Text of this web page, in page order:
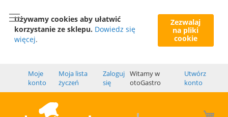
Używamy cookies aby ułatwić
korzystanie ze sklepu. Dowiedz się
więcej.
Zezwalaj
na pliki
cookie
Moje
konto
Moja lista
życzeń
Zaloguj
się
Witamy w
otoGastro
Utwórz
konto